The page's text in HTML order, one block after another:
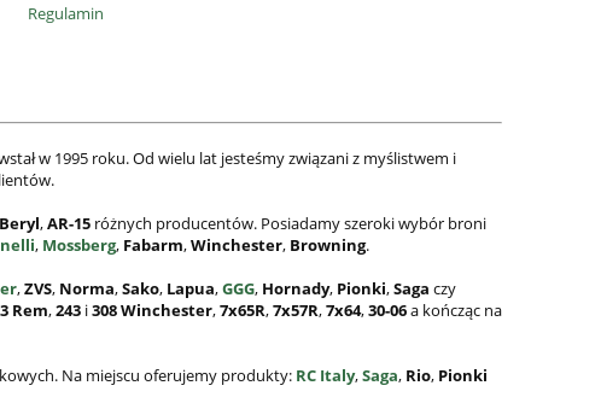
Regulamin
w 1995 roku. Od wielu lat jesteśmy związani z myślistwem i
Beryl,AR-15 różnych producentów. Posiadamy szeroki wybór broni
, Mossberg, Fabarm,Winchester, Browning.
,ZVS, Norma,Sako, Lapua,GGG, Hornady, Pionki,Saga czy
Rem,243 i308Winchester,7x65R,7x57R,7x64,30-06a kończąc na
Na miejscu oferujemy produkty: RC Italy,Saga, Rio, Pionki